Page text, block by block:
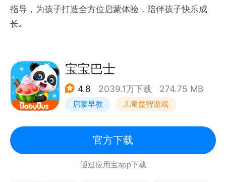
指导，为孩子打造全方位启蒙体验，陪伴孩子快乐成
长｡
宝宝巴士
4.8 2039.1万下载 274.75 MB
启蒙早教 儿童益智游戏
官方下载
通过应用宝app下载